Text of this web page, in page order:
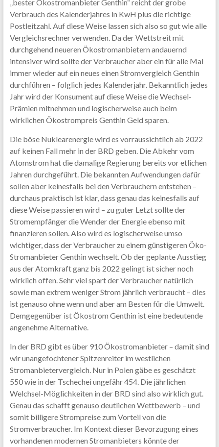
„bester Ökostromanbieter Genthin“ reicht der grobe
Verbrauch des Kalenderjahres in KwH plus die richtige
Postleitzahl. Auf diese Weise lassen sich also so gut wie alle
Vergleichsrechner verwenden. Da der Wettstreit mit
durchgehend neueren Ökostromanbietern andauernd
intensiver wird sollte der Verbraucher aber ein für alle Mal
immer wieder auf ein neues einen Stromvergleich Genthin
durchführen – folglich jedes Kalenderjahr. Bekanntlich jedes
Jahr wird der Konsument auf diese Weise die Wechsel-
Prämien mitnehmen und logischerweise auch beim
wirklichen Ökostrompreis Genthin Geld sparen.
Die böse Nuklearenergie wird es vorraussichtlich ab 2022
auf keinen Fall mehr in der BRD geben. Die Abkehr vom
Atomstrom hat die damalige Regierung bereits vor etlichen
Jahren durchgeführt. Die bekannten Aufwendungen dafür
sollen aber keinesfalls bei den Verbrauchern entstehen –
durchaus praktisch ist klar, dass genau das keinesfalls auf
diese Weise passieren wird – zu guter Letzt sollte der
Stromempfänger die Wender der Energie ebenso mit
finanzieren sollen. Also wird es logischerweise umso
wichtiger, dass der Verbraucher zu einem günstigeren Öko-
Stromanbieter Genthin wechselt. Ob der geplante Ausstieg
aus der Atomkraft ganz bis 2022 gelingt ist sicher noch
wirklich offen. Sehr viel spart der Verbraucher natürlich
sowie man extrem weniger Strom jährlich verbraucht – dies
ist genauso ohne wenn und aber am Besten für die Umwelt.
Demgegenüber ist Ökostrom Genthin ist eine bedeutende
angenehme Alternative.
In der BRD gibt es über 910 Ökostromanbieter – damit sind
wir unangefochtener Spitzenreiter im westlichen
Stromanbietervergleich. Nur in Polen gäbe es geschätzt
550 wie in der Tschechei ungefähr 454. Die jährlichen
Welchsel-Möglichkeiten in der BRD sind also wirklich gut.
Genau das schafft genauso deutlichen Wettbewerb – und
somit billigere Strompreise zum Vorteil von die
Stromverbraucher. Im Kontext dieser Bevorzugung eines
vorhandenen modernen Stromanbieters könnte der